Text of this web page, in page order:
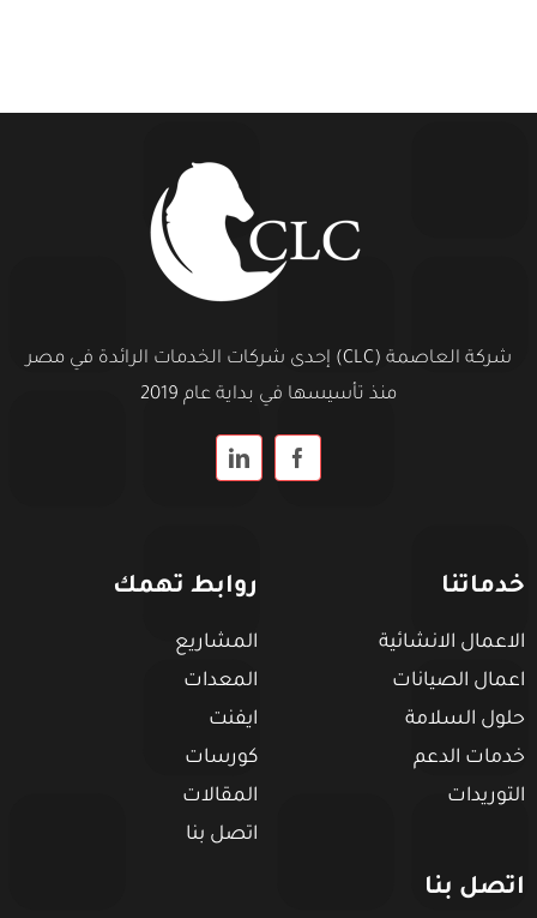
شركة العاصمة (CLC) إحدى شركات الخدمات الرائدة في مصر
منذ تأسيسها في بداية عام 2019
خدماتنا
الاعمال الانشائية
اعمال الصيانات
حلول السلامة
خدمات الدعم
التوريدات
روابط تهمك
المشاريع
المعدات
ايفنت
كورسات
المقالات
اتصل بنا
اتصل بنا